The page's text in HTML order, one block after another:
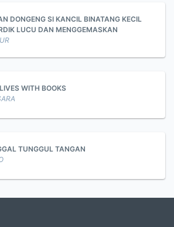
DONGENG SI KANCIL BINATANG KECIL
LUCU DAN MENGGEMASKAN
WITH BOOKS
TUNGGUL TANGAN